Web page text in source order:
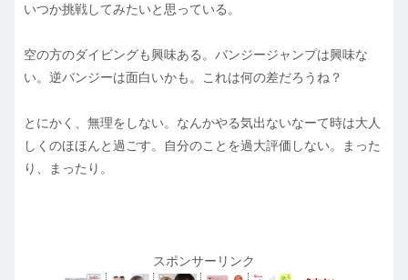
いつか挑戦してみたいと思っている。
空の方のダイビングも興味ある。バンジージャンプは興味な
い。逆バンジーは面白いかも。これは何の差だろうね？
とにかく、無理をしない。なんかやる気出ないなーて時は大人
しくのほほんと過ごす。自分のことを過大評価しない。まった
り、まったり。
スポンサーリンク